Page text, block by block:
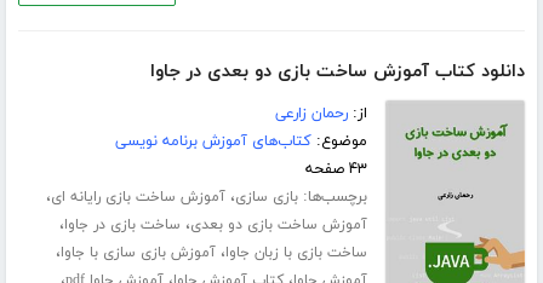
دانلود کتاب آموزش ساخت بازی دو بعدی در جاوا
از:رحمان زارعی
موضوع:کتاب‌های آموزش برنامه نویسی
۴۳ صفحه
برچسب‌ها:بازی سازی،آموزش ساخت بازی رایانه ای،
آموزش ساخت بازی دو بعدی، ساخت بازی در جاوا،
ساخت بازی با زبان جاوا،آموزش بازی سازی با جاوا،